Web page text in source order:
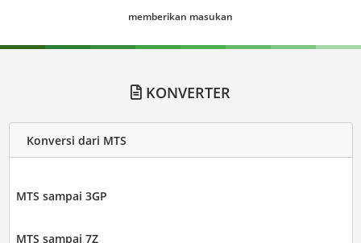
memberikan masukan
KONVERTER
Konversi dari MTS
MTS sampai 3GP
MTS sampai 7Z